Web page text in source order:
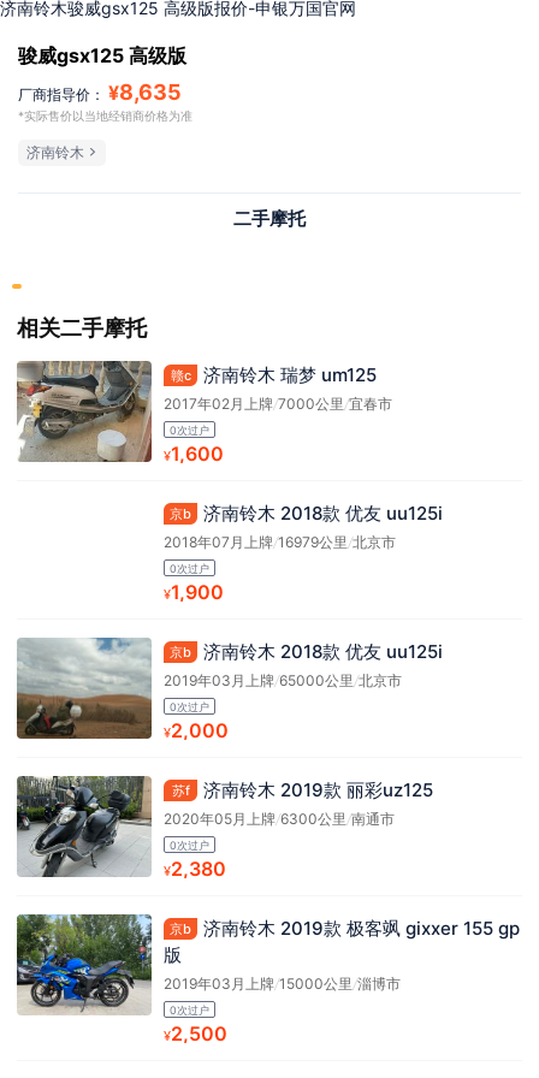
济南铃木骏威gsx125 高级版报价-申银万国官网
骏威gsx125 高级版
厂商指导价： ¥8,635
*实际售价以当地经销商价格为准
济南铃木
二手摩托
相关二手摩托
赣c 济南铃木 瑞梦 um125
2017年02月上牌/7000公里 /宜春市
0次过户
¥1,600
京b 济南铃木 2018款 优友 uu125i
2018年07月上牌/16979公里 /北京市
0次过户
¥1,900
京b 济南铃木 2018款 优友 uu125i
2019年03月上牌/65000公里 /北京市
0次过户
¥2,000
苏f 济南铃木 2019款 丽彩uz125
2020年05月上牌/6300公里 /南通市
0次过户
¥2,380
京b
济南铃木 2019款 极客飒 gixxer 155 gp
版
2019年03月上牌/15000公里 /淄博市
0次过户
¥2,500